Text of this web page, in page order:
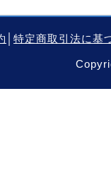
特定商取引法に基